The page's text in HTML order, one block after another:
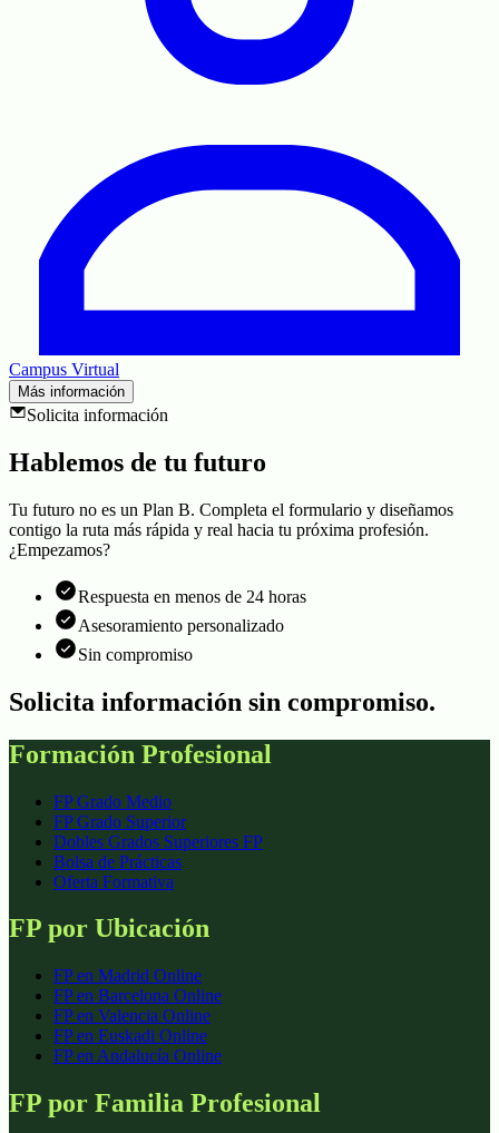
Campus Virtual
Más información
Solicita información
Hablemos de tu futuro
Tu futuro no es un Plan B. Completa el formulario y diseñamos
contigo la ruta más rápida y real hacia tu próxima profesión.
¿Empezamos?
Respuesta en menos de 24 horas
Asesoramiento personalizado
Sin compromiso
Solicita información sin compromiso.
Formación Profesional
FP Grado Medio
FP Grado Superior
Dobles Grados Superiores FP
Bolsa de Prácticas
Oferta Formativa
FP por Ubicación
FP en Madrid Online
FP en Barcelona Online
FP en Valencia Online
FP en Euskadi Online
FP en Andalucía Online
FP por Familia Profesional